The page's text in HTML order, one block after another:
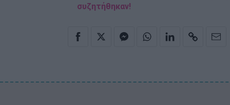
συζητήθηκαν!